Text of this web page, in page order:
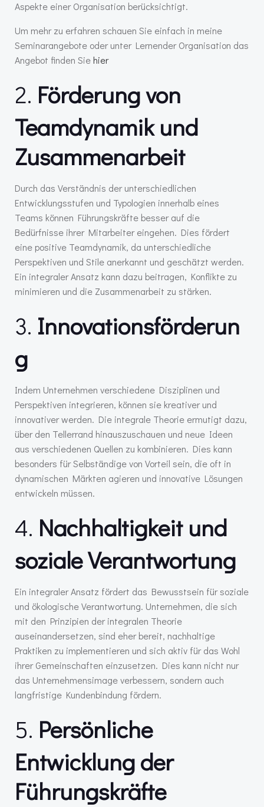
Aspekte einer Organisation berücksichtigt.
Um mehr zu erfahren schauen Sie einfach in meine
Seminarangebote oder unter Lernender Organisation das
Angebot finden Siehier
2. Förderung von
Teamdynamik und
Zusammenarbeit
Durch das Verständnis der unterschiedlichen
Entwicklungsstufen und Typologien innerhalb eines
Teams können Führungskräfte besser auf die
Bedürfnisse ihrer Mitarbeiter eingehen. Dies fördert
eine positive Teamdynamik, da unterschiedliche
Perspektiven und Stile anerkannt und geschätzt werden.
Ein integraler Ansatz kann dazu beitragen, Konflikte zu
minimieren und die Zusammenarbeit zu stärken.
3. Innovationsförderun
g
Indem Unternehmen verschiedene Disziplinen und
Perspektiven integrieren, können sie kreativer und
innovativer werden. Die integrale Theorie ermutigt dazu,
über den Tellerrand hinauszuschauen und neue Ideen
aus verschiedenen Quellen zu kombinieren. Dies kann
besonders für Selbständige von Vorteil sein, die oft in
dynamischen Märkten agieren und innovative Lösungen
entwickeln müssen.
4. Nachhaltigkeit und
soziale Verantwortung
Ein integraler Ansatz fördert das Bewusstsein für soziale
und ökologische Verantwortung. Unternehmen, die sich
mit den Prinzipien der integralen Theorie
auseinandersetzen, sind eher bereit, nachhaltige
Praktiken zu implementieren und sich aktiv für das Wohl
ihrer Gemeinschaften einzusetzen. Dies kann nicht nur
das Unternehmensimage verbessern, sondern auch
langfristige Kundenbindung fördern.
5. Persönliche
Entwicklung der
Führungskräfte